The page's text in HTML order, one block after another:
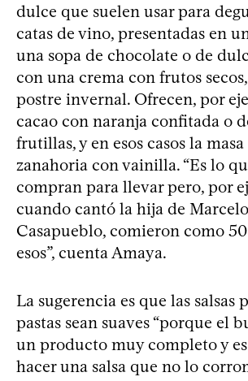
dulce que suelen usar para
catas de vino, presentadas en
una sopa de chocolate o de
con una crema con frutos
postre invernal. Ofrecen, por
cacao con naranja confitada o
frutillas, y en esos casos la
zanahoria con vainilla. “Es lo
compran para llevar pero, por
cuando cantó la hija de
Casapueblo, comieron como
esos”, cuenta Amaya.
La sugerencia es que las salsas
pastas sean suaves “porque el
un producto muy completo y
hacer una salsa que no lo